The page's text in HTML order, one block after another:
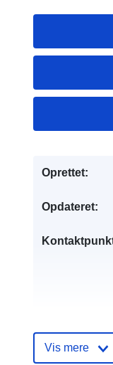
Oprettet:
Opdateret:
Vis mere